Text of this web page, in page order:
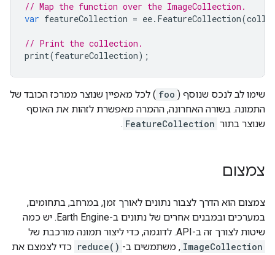
// Map the function over the ImageCollection.
var featureCollection = ee. FeatureCollection(
// Print the collection.
print(featureCollection);
שימו לב לנכס שנוסף ( foo ) לכל מאפיין שנוצר ממרכז הכובד של
התמונה. בשורה האחרונה, ההמרה מאפשרת לזהות את האוסף
שנוצר בתור FeatureCollection
.
צמצום
צמצום הוא הדרך לצבור נתונים לאורך זמן, במרחב, בתחומים,
במערכים ובמבנים אחרים של נתונים ב-Earth Engine. יש כמה
שיטות לצורך זה ב-API. לדוגמה, כדי ליצור תמונה מורכבת של
ImageCollection , משתמשים ב- reduce() כדי לצמצם את